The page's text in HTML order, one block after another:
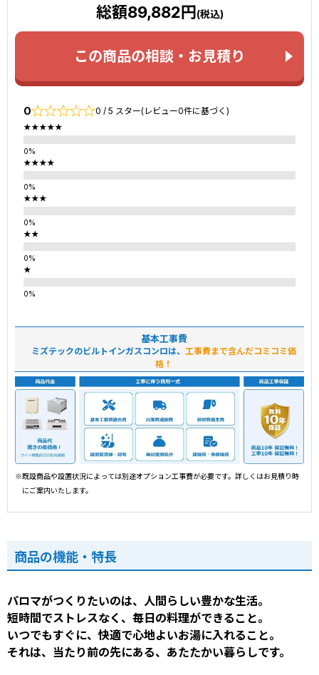
総額89,882円(税込)
この商品の相談・お見積り
0 0 / 5 スター(レビュー0件に基づく)
★★★★★
★★★★
★★★
★★
★
基本工事費
ミズテックのビルトインガスコンロは、 工事費まで含んだコミコミ価
格！
※既設商品や設置状況によっては別途オプション工事費が必要です。詳しくはお見積り時
にご案内いたします。
商品の機能・特長
パロマがつくりたいのは、人間らしい豊かな生活。
短時間でストレスなく、毎日の料理ができること。
いつでもすぐに、快適で心地よいお湯に入れること。
それは、当たり前の先にある、あたたかい暮らしです。